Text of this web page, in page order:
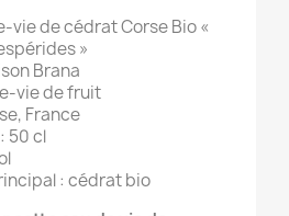
vie de cédrat Corse Bio «
»
Brana
vie de fruit
France
50 cl
: cédrat bio